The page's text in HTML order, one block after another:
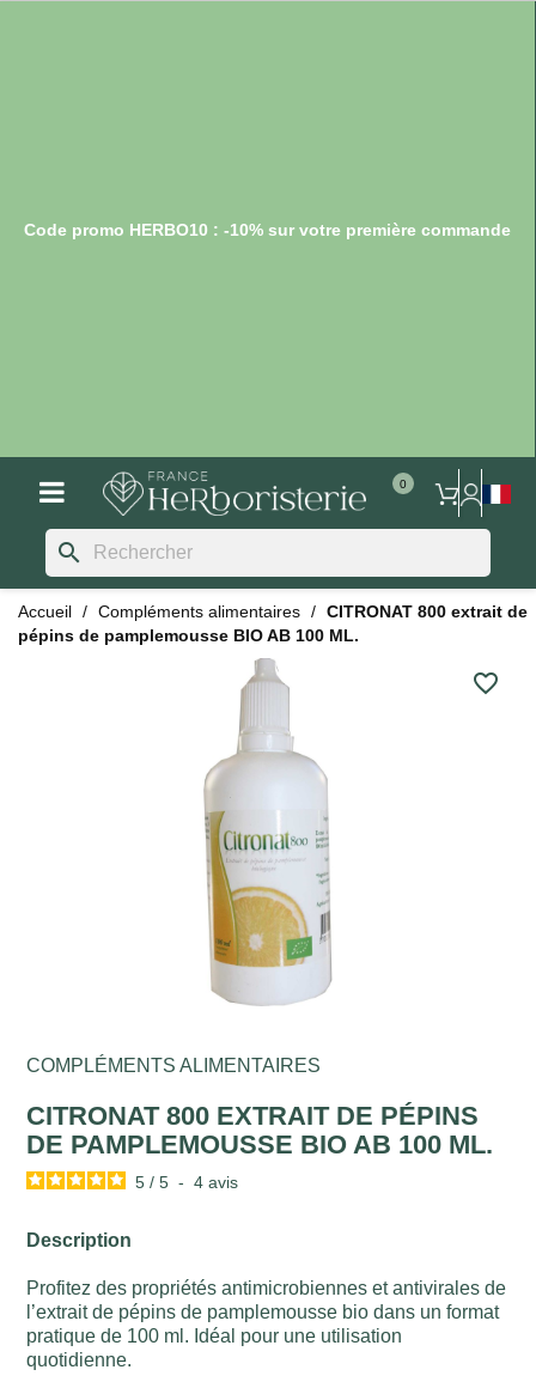
Code promo HERBO10 : -10% sur votre première commande
search
Accueil Compléments alimentaires
CITRONAT 800 extrait de
pépins de pamplemousse BIO AB 100 ML.
favorite_border
COMPLÉMENTS ALIMENTAIRES
CITRONAT 800 EXTRAIT DE PÉPINS
DE PAMPLEMOUSSE BIO AB 100 ML.
5 / 5 - 4avis
Description
Profitez des propriétés antimicrobiennes et antivirales de
l’extrait de pépins de pamplemousse bio dans un format
pratique de 100 ml. Idéal pour une utilisation
quotidienne.